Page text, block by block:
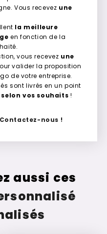
Vous recevez une
la meilleure
en fonction de la
vous recevez une
valider la proposition
de votre entreprise.
sont livrés en un point
selon vos souhaits !
nous !
aussi ces